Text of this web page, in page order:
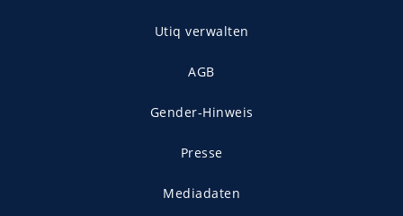
Utiq verwalten
AGB
Gender-Hinweis
Presse
Mediadaten